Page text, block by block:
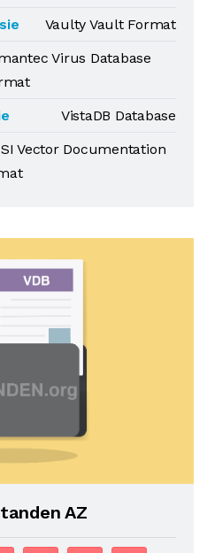
Vaulty Vault Format
Virus Database
VistaDB Database
Vector Documentation
AZ